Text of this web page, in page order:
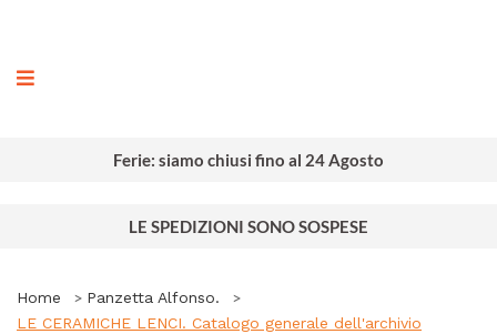
Ferie: siamo chiusi fino al 24 Agosto
LE SPEDIZIONI SONO SOSPESE
Home
Panzetta Alfonso.
LE CERAMICHE LENCI. Catalogo generale dell'archivio